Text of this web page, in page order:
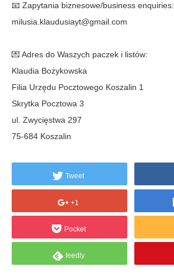
📧 Zapytania biznesowe/business enquiries:
milusia.klaudusiayt@gmail.com
💌 Adres do Waszych paczek i listów:
Klaudia Bożykowska
Filia Urzędu Pocztowego Koszalin 1
Skrytka Pocztowa 3
ul. Zwycięstwa 297
75-684 Koszalin
Tweet
+1
Pocket
feedly